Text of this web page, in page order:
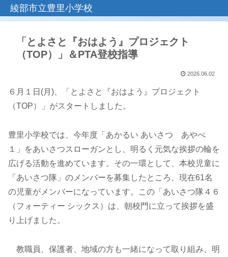
綾部市立豊里小学校
「とよさと『おはよう』プロジェクト
（TOP）」＆PTA登校指導
2026.06.02
６月１日(月)、「とよさと『おはよう』プロジェクト
（TOP）」がスタートしました。
豊里小学校では、今年度「あかるい あいさつ あやべ
１」をあいさつスローガンとし、明るく元気な挨拶の輪を
広げる活動を進めています。その一環として、本校児童に
「あいさつ隊」のメンバーを募集したところ、現在61名
の児童がメンバーになっています。この「あいさつ隊４６
（フォーティー シックス）は、朝校門に立って挨拶を盛
り上げました。
教職員、保護者、地域の方も一緒になって取り組み、明